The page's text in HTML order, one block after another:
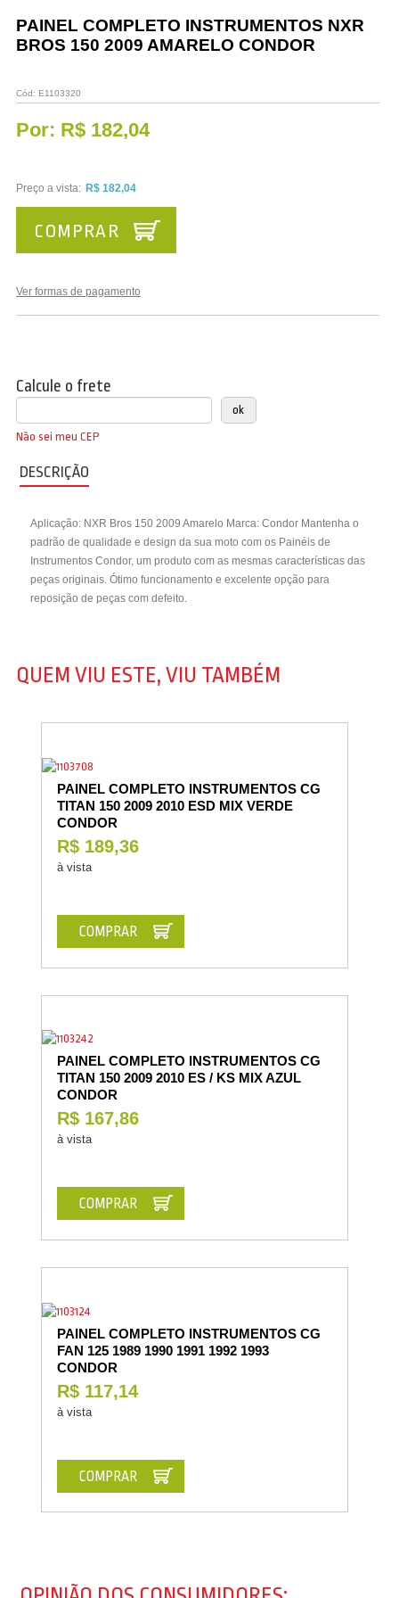
Promoções
PAINEL COMPLETO INSTRUMENTOS NXR
BROS 150 2009 AMARELO CONDOR
Cód: E1103320
Por: R$ 182,04
Preço a vista: R$ 182,04
Ver formas de pagamento
COMPRAR
Calcule o frete
Não sei meu CEP
DESCRIÇÃO
Aplicação: NXR Bros 150 2009 Amarelo Marca: Condor Mantenha o
padrão de qualidade e design da sua moto com os Painéis de
Instrumentos Condor, um produto com as mesmas características das
peças originais. Ótimo funcionamento e excelente opção para
reposição de peças com defeito.
QUEM VIU ESTE, VIU TAMBÉM
PAINEL COMPLETO INSTRUMENTOS CG
TITAN 150 2009 2010 ESD MIX VERDE
CONDOR
R$ 189,36
à vista
COMPRAR
PAINEL COMPLETO INSTRUMENTOS CG
TITAN 150 2009 2010 ES / KS MIX AZUL
CONDOR
R$ 167,86
à vista
COMPRAR
PAINEL COMPLETO INSTRUMENTOS CG
FAN 125 1989 1990 1991 1992 1993
CONDOR
R$ 117,14
à vista
COMPRAR